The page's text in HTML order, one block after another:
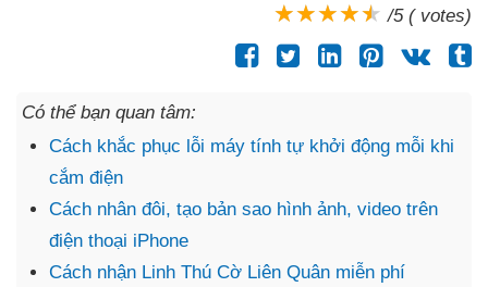
/5 ( votes)
Có thể bạn quan tâm:
Cách khắc phục lỗi máy tính tự khởi động mỗi khi
cắm điện
Cách nhân đôi, tạo bản sao hình ảnh, video trên
điện thoại iPhone
Cách nhận Linh Thú Cờ Liên Quân miễn phí